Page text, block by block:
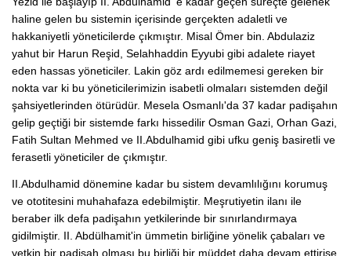
haline gelen bu sistemin içerisinde gerçekten adaletli ve
hakkaniyetli yöneticilerde çıkmıştır. Misal Ömer bin. Abdulaziz
yahut bir Harun Reşid, Selahhaddin Eyyubi gibi adalete riayet
eden hassas yöneticiler. Lakin göz ardı edilmemesi gereken bir
nokta var ki bu yöneticilerimizin isabetli olmaları sistemden değil
şahsiyetlerinden ötürüdür. Mesela Osmanlı'da 37 kadar padişahın
gelip geçtiği bir sistemde farkı hissedilir Osman Gazi, Orhan Gazi,
Fatih Sultan Mehmed ve II.Abdulhamid gibi ufku geniş basiretli ve
ferasetli yöneticiler de çıkmıştır.
II.Abdulhamid dönemine kadar bu sistem devamlılığını korumuş
ve ototitesini muhahafaza edebilmiştir. Meşrutiyetin ilanı ile
beraber ilk defa padişahın yetkilerinde bir sınırlandırmaya
gidilmiştir. II. Abdülhamit'in ümmetin birliğine yönelik çabaları ve
yetkin bir padişah olması bu birliği bir müddet daha devam ettirise